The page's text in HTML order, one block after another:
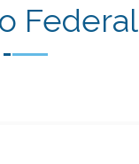
Federal